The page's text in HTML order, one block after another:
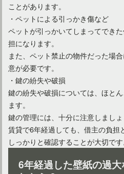
ことがあります。
・ペットによる引っかき傷など
ペットが引っかいてしまってでき
担になります。
また、ペット禁止の物件だった場
意が必要です。
・鍵の紛失や破損
鍵の紛失や破損については、ほと
ます。
鍵の管理には、十分に注意しましょ
賃貸で6年経過しても、借主の負担
しっかりと確認することが大切です
6年経過した壁紙の過